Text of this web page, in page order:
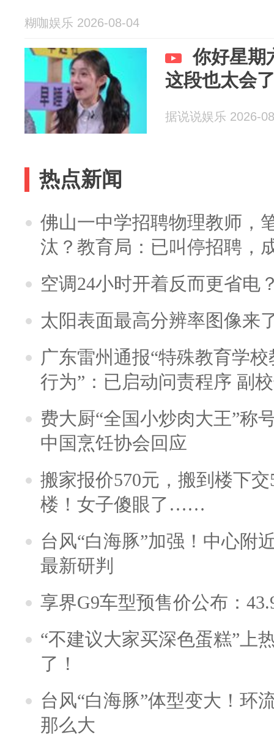
糊咖娱乐 2026-08-04
你好星期
这段也太会
据说说娱乐 2026-
热点新闻
佛山一中学招聘物理教师，
汰？教育局：已叫停招聘，
空调24小时开着反而更省电
太阳表面最高分辨率图像来
广东雷州通报“特殊教育学
行为”：已启动问责程序 副
费大厨“全国小炒肉大王”称
中国烹饪协会回应
搬家报价570元，搬到楼下
楼！女子傻眼了……
台风“白海豚”加强！中心附
最新研判
享界G9车型预售价公布：
“不建议大家买深色蛋糕”上
了！
台风“白海豚”体型变大！环
那么大